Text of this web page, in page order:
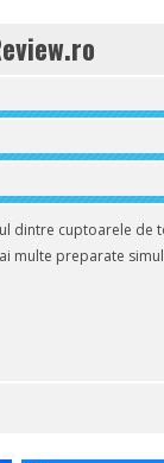
dintre cuptoarele
multe preparate